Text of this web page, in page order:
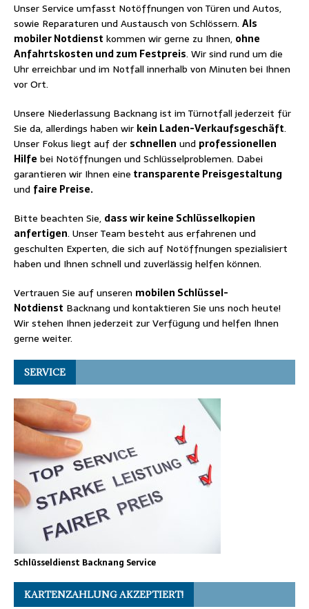
Unser Service umfasst Notöffnungen von Türen und Autos,
sowie Reparaturen und Austausch von Schlössern. Als
mobiler Notdienst kommen wir gerne zu Ihnen, ohne
Anfahrtskosten und zum Festpreis. Wir sind rund um die
Uhr erreichbar und im Notfall innerhalb von Minuten bei Ihnen
vor Ort.
Unsere Niederlassung Backnang ist im Türnotfall jederzeit für
Sie da, allerdings haben wir kein Laden-Verkaufsgeschäft.
Unser Fokus liegt auf der schnellen und professionellen
Hilfe bei Notöffnungen und Schlüsselproblemen. Dabei
garantieren wir Ihnen eine transparente Preisgestaltung
und faire Preise.
Bitte beachten Sie, dass wir keine Schlüsselkopien
anfertigen. Unser Team besteht aus erfahrenen und
geschulten Experten, die sich auf Notöffnungen spezialisiert
haben und Ihnen schnell und zuverlässig helfen können.
Vertrauen Sie auf unseren mobilen Schlüssel-
Notdienst Backnang und kontaktieren Sie uns noch heute!
Wir stehen Ihnen jederzeit zur Verfügung und helfen Ihnen
gerne weiter.
SERVICE
Schlüsseldienst Backnang Service
KARTENZAHLUNG AKZEPTIERT!